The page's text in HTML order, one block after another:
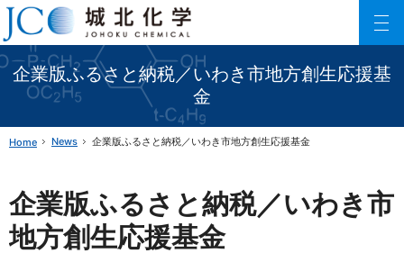
企業版ふるさと納税／いわき市地方創生応援基
金
Johoku Chemical
ファインケミカル製品の専門メーカー 城北化学工業株式会社
Home News 企業版ふるさと納税／いわき市地方創生応援基金
企業版ふるさと納税／いわき市
地方創生応援基金